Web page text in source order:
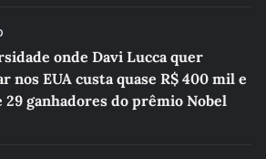
onde Davi Lucca quer
nos EUA custa quase R$ 400 mil e
29 ganhadores do prêmio Nobel